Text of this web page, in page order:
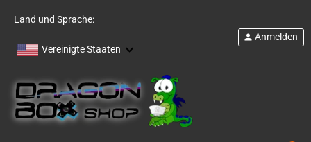
Land und Sprache:
Vereinigte Staaten
person Anmelden